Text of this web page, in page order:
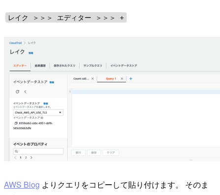
レイク ＞＞＞ エディター ＞＞＞ +
AWS Blog よりクエリをコピーして貼り付けます。 そのま